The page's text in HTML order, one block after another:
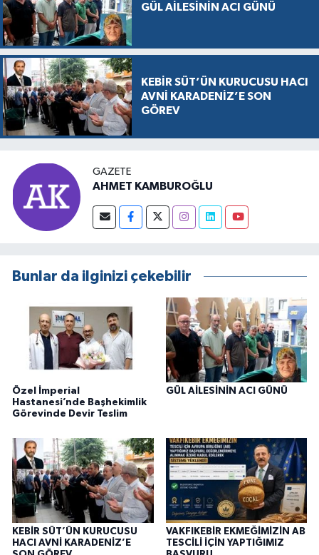
GÜL AİLESİNİN ACI GÜNÜ
KEBİR SÜT’ÜN KURUCUSU HACI
AVNİ KARADENİZ’E SON
GÖREV
GAZETE
AHMET KAMBUROĞLU
Bunlar da ilginizi çekebilir
Özel İmperial
Hastanesi’nde Başhekimlik
Görevinde Devir Teslim
GÜL AİLESİNİN ACI GÜNÜ
KEBİR SÜT’ÜN KURUCUSU
HACI AVNİ KARADENİZ’E
VAKFIKEBİR EKMEĞİMİZİN AB
TESCİLİ İÇİN YAPTIĞIMIZ